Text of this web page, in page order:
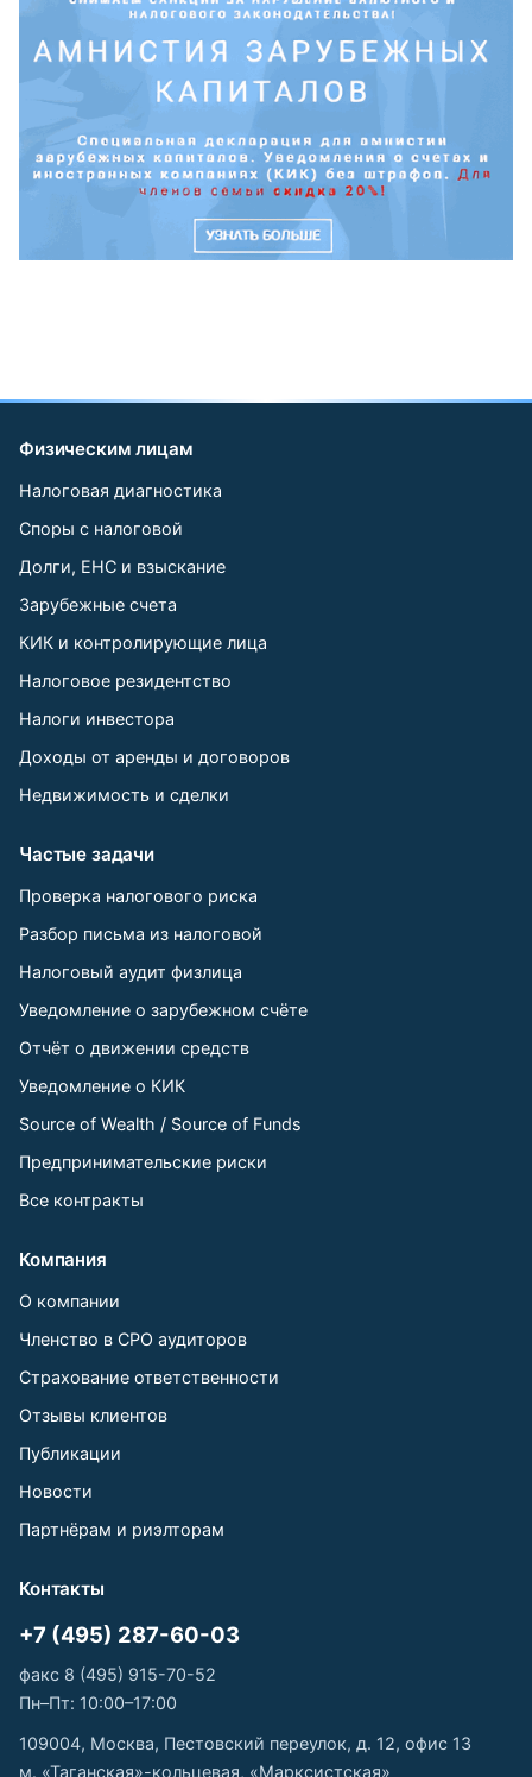
Физическим лицам
Налоговая диагностика
Споры с налоговой
Долги, ЕНС и взыскание
Зарубежные счета
КИК и контролирующие лица
Налоговое резидентство
Налоги инвестора
Доходы от аренды и договоров
Недвижимость и сделки
Частые задачи
Проверка налогового риска
Разбор письма из налоговой
Налоговый аудит физлица
Уведомление о зарубежном счёте
Отчёт о движении средств
Уведомление о КИК
Source of Wealth / Source of Funds
Предпринимательские риски
Все контракты
Компания
О компании
Членство в СРО аудиторов
Страхование ответственности
Отзывы клиентов
Публикации
Новости
Партнёрам и риэлторам
Контакты
+7 (495) 287-60-03
факс 8 (495) 915-70-52
Пн–Пт: 10:00–17:00
109004, Москва, Пестовский переулок, д. 12, офис 13
м. «Таганская»-кольцевая, «Марксистская»